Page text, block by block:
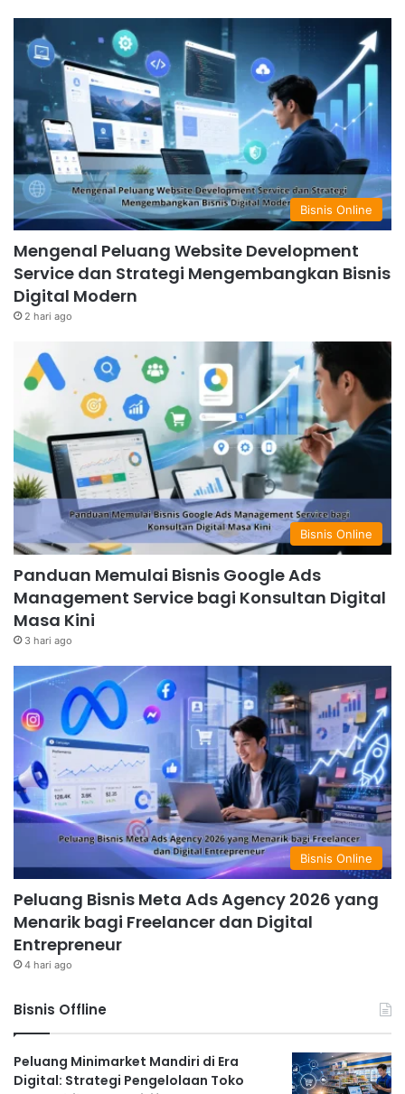
Bisnis Online
Mengenal Peluang Website Development
Service dan Strategi Mengembangkan Bisnis
Digital Modern
2 hari ago
Bisnis Online
Panduan Memulai Bisnis Google Ads
Management Service bagi Konsultan Digital
Masa Kini
3 hari ago
Bisnis Online
Peluang Bisnis Meta Ads Agency 2026 yang
Menarik bagi Freelancer dan Digital
Entrepreneur
4 hari ago
Bisnis Offline
Peluang Minimarket Mandiri di Era
Digital: Strategi Pengelolaan Toko